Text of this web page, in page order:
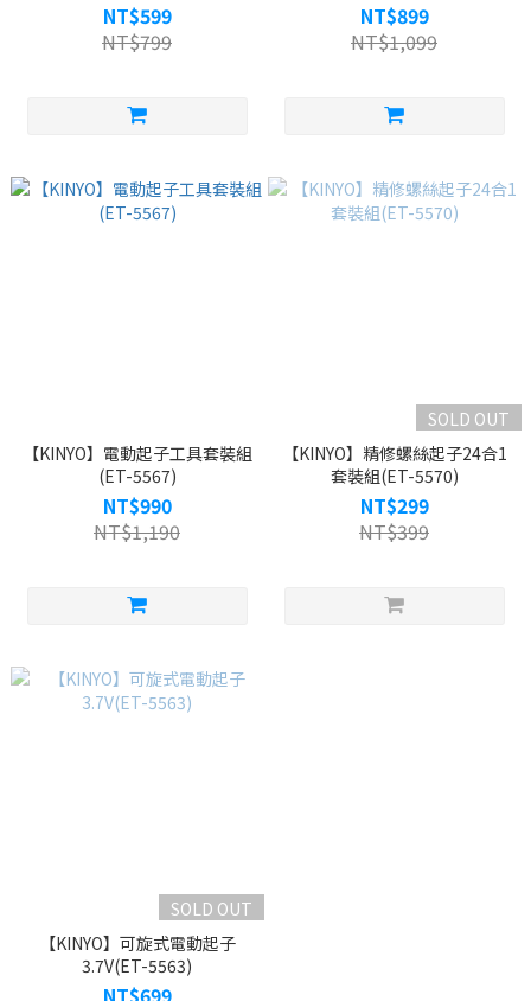
NT$599
NT$799
NT$899
NT$1,099
【KINYO】電動起子工具套裝組
(ET-5567)
NT$990
NT$1,190
SOLD OUT
【KINYO】精修螺絲起子24合1
套裝組(ET-5570)
NT$299
NT$399
SOLD OUT
【KINYO】可旋式電動起子
3.7V(ET-5563)
NT$699